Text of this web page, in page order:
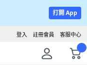
打開 App
客服中心
註冊會員
登入